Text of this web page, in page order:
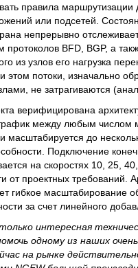
правила маршрутизации
или подсетей.
непрерывно
протоколов BFD, BGP, а
из узлов его нагрузка
этом потоки, изначально
не затрагиваются
верифицирована
между любым числом
масштабируется до
Подключение
на скоростях 10, 25,
от проектных требований.
гибкое масштабирование
за счет линейного
интересная
одному из наших
на рынке